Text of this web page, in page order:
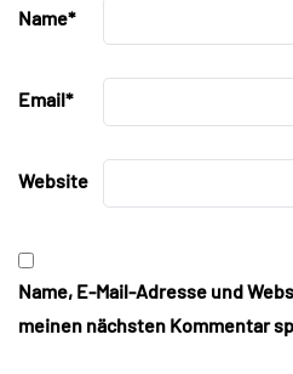
Name*
Email*
Website
Name, E-Mail-Adresse und
meinen nächsten Kommentar